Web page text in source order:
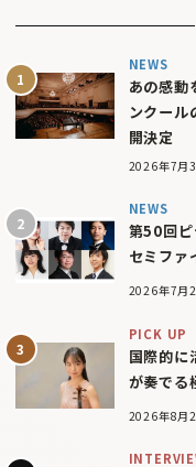
NEWS
あの感動
ンクー
開決定
2026年7月
NEWS
第50回ピ
セミファ
2026年7月
PICK UP
国際的に
が奏でる
2026年8月